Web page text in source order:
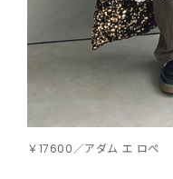
￥17600／アダム エ ロペ